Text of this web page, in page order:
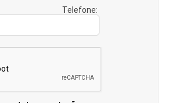
Telefone: